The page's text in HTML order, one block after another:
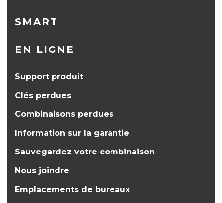
SMART
EN LIGNE
Support produit
Clés perdues
Combinaisons perdues
Information sur la garantie
Sauvegardez votre combinaison
Nous joindre
Emplacements de bureaux